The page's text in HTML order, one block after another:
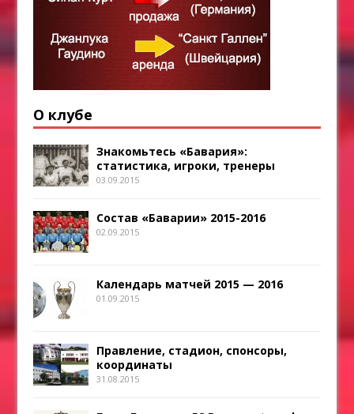
О клубе
Знакомьтесь «Бавария»:
статистика, игроки, тренеры
03.09.2015
Состав «Баварии» 2015-2016
02.09.2015
Календарь матчей 2015 — 2016
01.09.2015
Правление, стадион, спонсоры,
координаты
31.08.2015